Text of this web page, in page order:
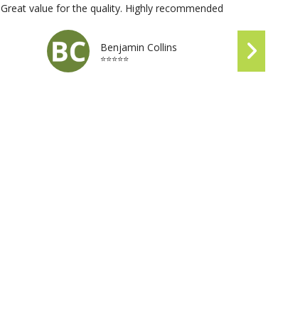
Great value for the quality. Highly recommended
Benjamin Collins
⭐⭐⭐⭐⭐